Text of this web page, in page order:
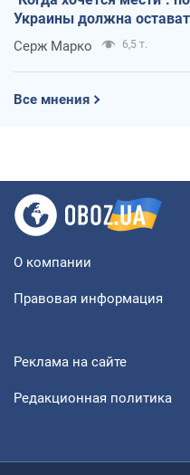
Украины должна
Серж Марко 6,5 т.
Все мнения
О компании
Правовая информация
Реклама на сайте
Редакционная политика